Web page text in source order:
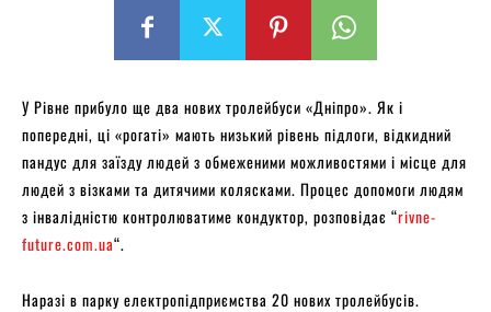
У Рівне прибуло ще два нових тролейбуси «Дніпро». Як і
попередні, ці «рогаті» мають низький рівень підлоги, відкидний
пандус для заїзду людей з обмеженими можливостями і місце для
людей з візками та дитячими колясками. Процес допомоги людям
з інвалідністю контролюватиме кондуктор, розповідає “rivne-
future.com.ua“.
Наразі в парку електропідприємства 20 нових тролейбусів.